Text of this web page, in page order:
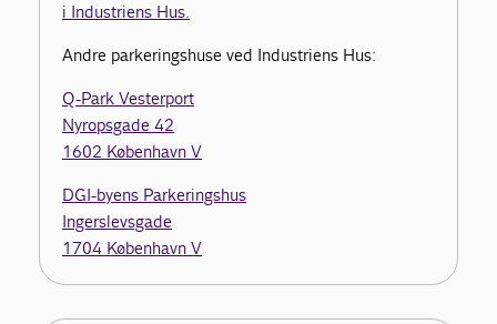
i Industriens Hus.
Andre parkeringshuse ved Industriens Hus:
Q-Park Vesterport
Nyropsgade 42
1602 København V
DGI-byens Parkeringshus
Ingerslevsgade
1704 København V